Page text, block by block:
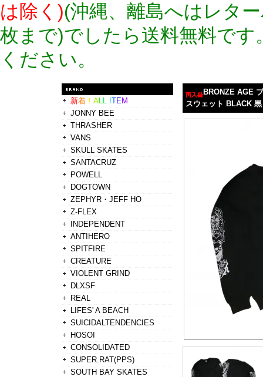
は除く)(沖縄、離島へはレタ
枚まで)でしたら送料無料で
ください。
新着 ！ ALL TEM
JONNY BEE
THRASHER
VANS
SKULL SKATES
SANTACRUZ
POWELL
DOGTOWN
ZEPHYR・JEFF HO
Z-FLEX
INDEPENDENT
ANTIHERO
SPITFIRE
CREATURE
VIOLENT GRIND
DLXSF
REAL
LIFES' A BEACH
SUICIDALTENDENCIES
HOSOI
CONSOLIDATED
SUPER.RAT(PPS)
SOUTH BAY SKATES
BRONZE AGE
スウェット BLACK